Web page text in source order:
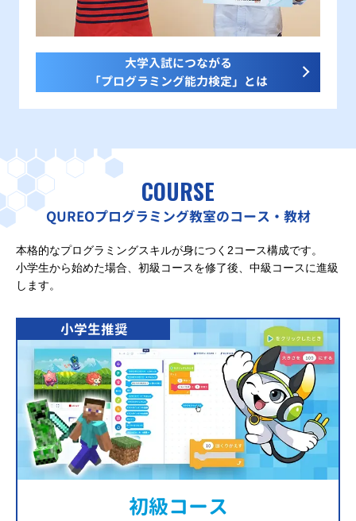
大学入試につながる
「プログラミング能力検定」とは
COURSE
QUREOプログラミング教室のコース・教材
本格的なプログラミングスキルが身につく2コース構成です。
小学生から始めた場合、初級コースを修了後、中級コースに進級
します。
小学生推奨
初級コース